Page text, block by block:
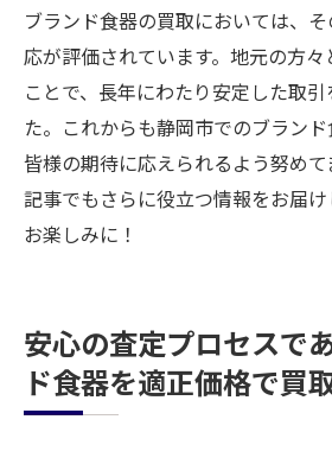
ブランド食器の買取においては、
応が評価されています。地元の方々
ことで、長年にわたり安定した取
た。これからも静岡市でのブランド
皆様の期待に応えられるよう努め
記事でもさらに役立つ情報をお届
お楽しみに！
安心の査定プロセスで
ド食器を適正価格で買